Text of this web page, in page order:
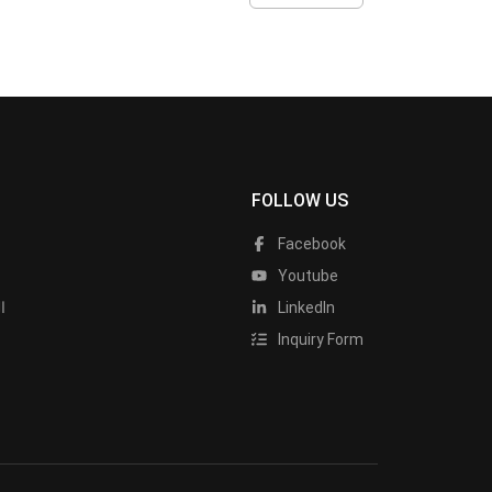
FOLLOW US
Facebook
Youtube
LinkedIn
Inquiry Form